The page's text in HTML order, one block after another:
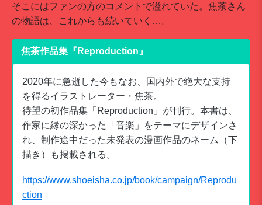
そこにはファンの方のコメントで溢れていた。焦茶さん
の物語は、これからも続いていく…。
焦茶作品集『Reproduction』
2020年に急逝した今もなお、国内外で絶大な支持
を得るイラストレーター・焦茶。
待望の初作品集「Reproduction」が刊行。本書は、
作家に縁の深かった「音楽」をテーマにデザインさ
れ、制作途中だった未発表の漫画作品のネーム（下
描き）も掲載される。
https://www.shoeisha.co.jp/book/campaign/Reprodu
ction